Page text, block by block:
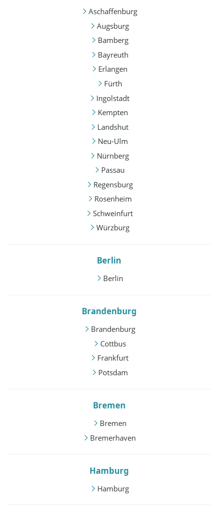
Aschaffenburg
Augsburg
Bamberg
Bayreuth
Erlangen
Fürth
Ingolstadt
Kempten
Landshut
Neu-Ulm
Nürnberg
Passau
Regensburg
Rosenheim
Schweinfurt
Würzburg
Berlin
Berlin
Brandenburg
Brandenburg
Cottbus
Frankfurt
Potsdam
Bremen
Bremen
Bremerhaven
Hamburg
Hamburg